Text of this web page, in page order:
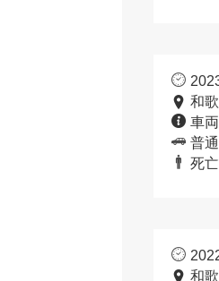
和
車
普
死亡
和